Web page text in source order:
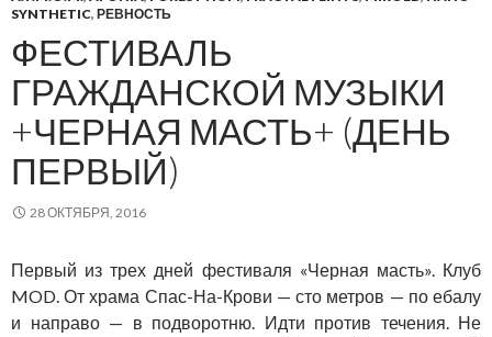
SYNTHETIC, РЕВНОСТЬ
ФЕСТИВАЛЬ
ГРАЖДАНСКОЙ МУЗЫКИ
+ЧЕРНАЯ МАСТЬ+ (ДЕНЬ
ПЕРВЫЙ)
28 ОКТЯБРЯ, 2016
Первый из трех дней фестиваля «Черная масть». Клуб
MOD. От храма Спас-На-Крови — сто метров — по ебалу
и направо — в подворотню. Идти против течения. Не